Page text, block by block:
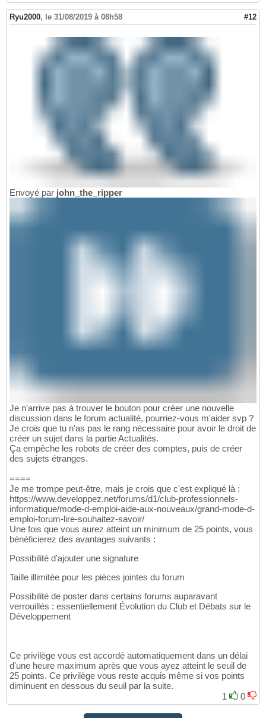
Ryu2000, le 31/08/2019 à 08h58 #12
Envoyé par john_the_ripper
Je n'arrive pas à trouver le bouton pour créer une nouvelle
discussion dans le forum actualité, pourriez-vous m'aider svp ?
Je crois que tu n'as pas le rang nécessaire pour avoir le droit de
créer un sujet dans la partie Actualités.
Ça empêche les robots de créer des comptes, puis de créer
des sujets étranges.
====
Je me trompe peut-être, mais je crois que c'est expliqué là :
https://www.developpez.net/forums/d1/club-professionnels-
informatique/mode-d-emploi-aide-aux-nouveaux/grand-mode-d-
emploi-forum-lire-souhaitez-savoir/
Une fois que vous aurez atteint un minimum de 25 points, vous
bénéficierez des avantages suivants :
Possibilité d'ajouter une signature
Taille illimitée pour les pièces jointes du forum
Possibilité de poster dans certains forums auparavant
verrouillés : essentiellement Évolution du Club et Débats sur le
Développement
Ce privilège vous est accordé automatiquement dans un délai
d'une heure maximum après que vous ayez atteint le seuil de
25 points. Ce privilège vous reste acquis même si vos points
diminuent en dessous du seuil par la suite.
1
0